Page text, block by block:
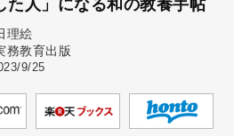
た人」になる和の教養手帖
理絵
務教育出版
9/25